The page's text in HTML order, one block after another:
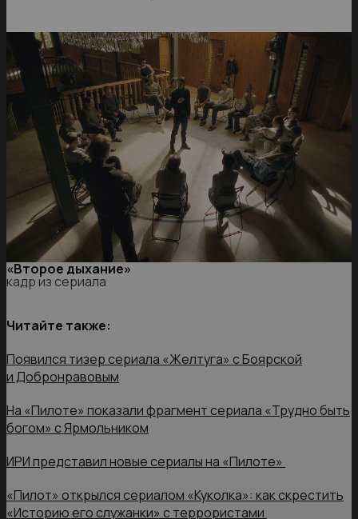
«Второе дыхание»
кадр из сериала
Читайте также:
Появился тизер сериала «Желтуга» с Боярской
и Добронравовым
На «Пилоте» показали фрагмент сериала «Трудно быть
богом» с Ярмольником
ИРИ представил новые сериалы на «Пилоте»
«Пилот» открылся сериалом «Куколка»: как скрестить
«Историю его служанки» с террористами